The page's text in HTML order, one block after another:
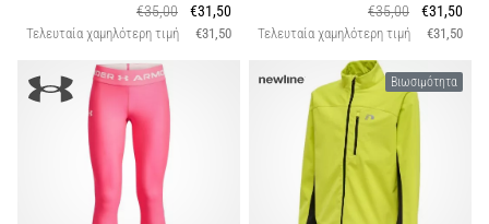
και
σύνδρομο
λαγονοκνημιαίας
€35,00
€31,50
Τελευταία χαμηλότερη τιμή €31,50
€35,00
€31,50
Τελευταία χαμηλότερη τιμή €31,50
Βιωσιμότητα